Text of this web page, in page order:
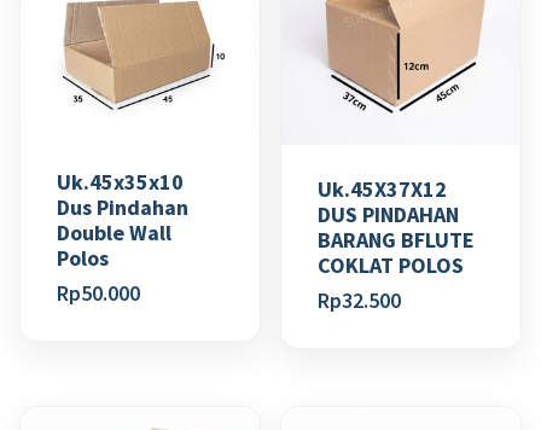
Uk.45x35x10
Dus Pindahan
Double Wall
Polos
Rp50.000
Uk.45X37X12
DUS PINDAHAN
BARANG BFLUTE
COKLAT POLOS
Rp32.500